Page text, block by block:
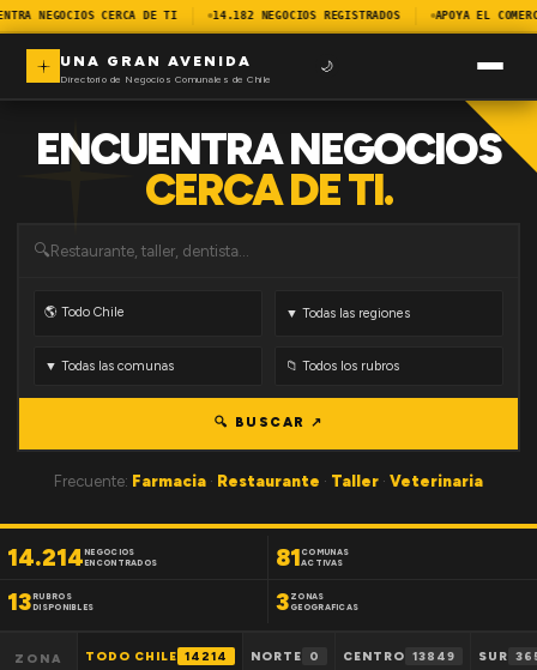
NEGOCIOS CERCA DE TI 14.182 NEGOCIOS REGISTRADOS APOYA EL
UNA GRAN AVENIDA
Directorio de Negocios Comunales de Chile
🌙
ENCUENTRA NEGOCIOS
CERCA DE TI.
🔍
🔍 BUSCAR ↗
Frecuente: Farmacia · Restaurante · Taller · Veterinaria
14.214NEGOCIOS
ENCONTRADOS
81 COMUNAS
ACTIVAS
13RUBROS
DISPONIBLES
3 ZONAS
GEOGRAFICAS
ZONA TODO CHILE 14214 NORTE 0 CENTRO 13849 SUR